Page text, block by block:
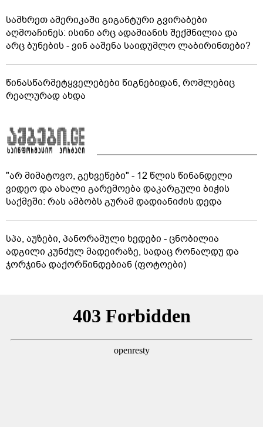
სამხრეთ ამერიკაში გიგანტური გვირაბები
აღმოაჩინეს: ისინი არც ადამიანის შექმნილია და
არც ბუნების - ვინ ააშენა საიდუმლო ლაბირინთები?
წინასწარმეტყველებები წიგნებიდან, რომლებიც
რეალურად ახდა
"არ მიმატოვო, გეხვეწები" - 12 წლის წინანდელი
ვიდეო და ახალი გარემოება დაკარგული ბიჭის
საქმეში: რას ამბობს გურამ დადიანიძის დედა
სპა, აუზები, პანორამული ხედები - ცნობილია
ადგილი კუნძულ მადეირაზე, სადაც რონალდუ და
ჯორჯინა დაქორწინდებიან (ფოტოები)